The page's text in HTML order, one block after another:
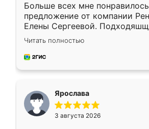
Больше всех мне понравилось
предложение от компании
Елены Сергеевой.
короткие сроки
для замера сотрудник
предложил по моему эскизу
Читать полностью
Ярослава
3 августа 2026